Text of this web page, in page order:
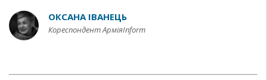
ОКСАНА ІВАНЕЦЬ
Кореспондент АрміяInform